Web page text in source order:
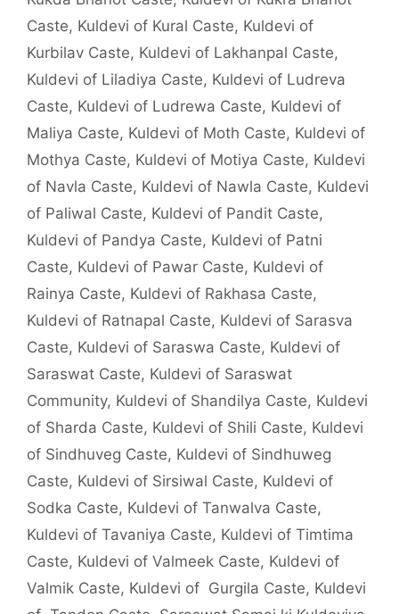
Caste, Kuldevi of Kural Caste, Kuldevi of
Kurbilav Caste, Kuldevi of Lakhanpal Caste,
Kuldevi of Liladiya Caste, Kuldevi of Ludreva
Caste, Kuldevi of Ludrewa Caste, Kuldevi of
Maliya Caste, Kuldevi of Moth Caste, Kuldevi of
Mothya Caste, Kuldevi of Motiya Caste, Kuldevi
of Navla Caste, Kuldevi of Nawla Caste, Kuldevi
of Paliwal Caste, Kuldevi of Pandit Caste,
Kuldevi of Pandya Caste, Kuldevi of Patni
Caste, Kuldevi of Pawar Caste, Kuldevi of
Rainya Caste, Kuldevi of Rakhasa Caste,
Kuldevi of Ratnapal Caste, Kuldevi of Sarasva
Caste, Kuldevi of Saraswa Caste, Kuldevi of
Saraswat Caste, Kuldevi of Saraswat
Community, Kuldevi of Shandilya Caste, Kuldevi
of Sharda Caste, Kuldevi of Shili Caste, Kuldevi
of Sindhuveg Caste, Kuldevi of Sindhuweg
Caste, Kuldevi of Sirsiwal Caste, Kuldevi of
Sodka Caste, Kuldevi of Tanwalva Caste,
Kuldevi of Tavaniya Caste, Kuldevi of Timtima
Caste, Kuldevi of Valmeek Caste, Kuldevi of
Valmik Caste, Kuldevi of Gurgila Caste, Kuldevi